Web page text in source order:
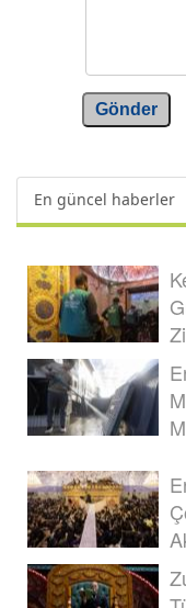
Gönder
En güncel haberler